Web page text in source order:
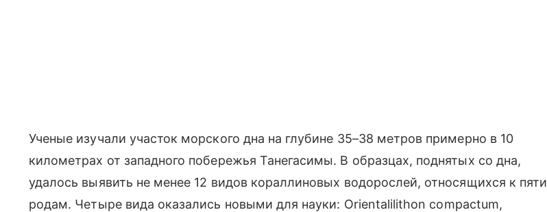
Ученые изучали участок морского дна на глубине 35–38 метров примерно в 10
километрах от западного побережья Танегасимы. В образцах, поднятых со дна,
удалось выявить не менее 12 видов кораллиновых водорослей, относящихся к пяти
родам. Четыре вида оказались новыми для науки: Orientalilithon compactum,